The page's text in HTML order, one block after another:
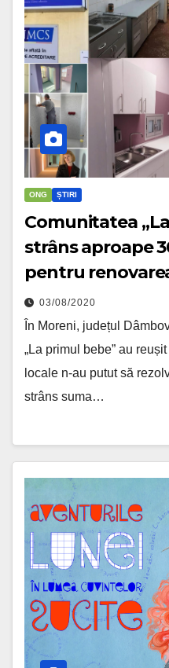
ONG ȘTIRI
Comunitatea
strâns aproape
pentru
03/08/2020
În Moreni, județul
„La primul bebe” au
locale n-au putut să
strâns suma…